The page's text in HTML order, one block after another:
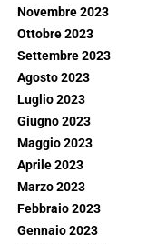
Novembre 2023
Ottobre 2023
Settembre 2023
Agosto 2023
Luglio 2023
Giugno 2023
Maggio 2023
Aprile 2023
Marzo 2023
Febbraio 2023
Gennaio 2023